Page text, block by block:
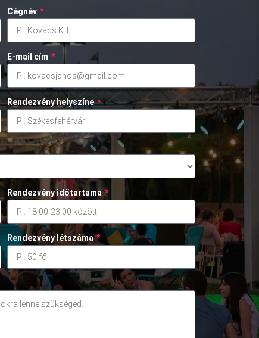
Cégnév *
E-mail cím *
Rendezvény helyszíne *
Rendezvény időtartama *
Rendezvény létszáma *